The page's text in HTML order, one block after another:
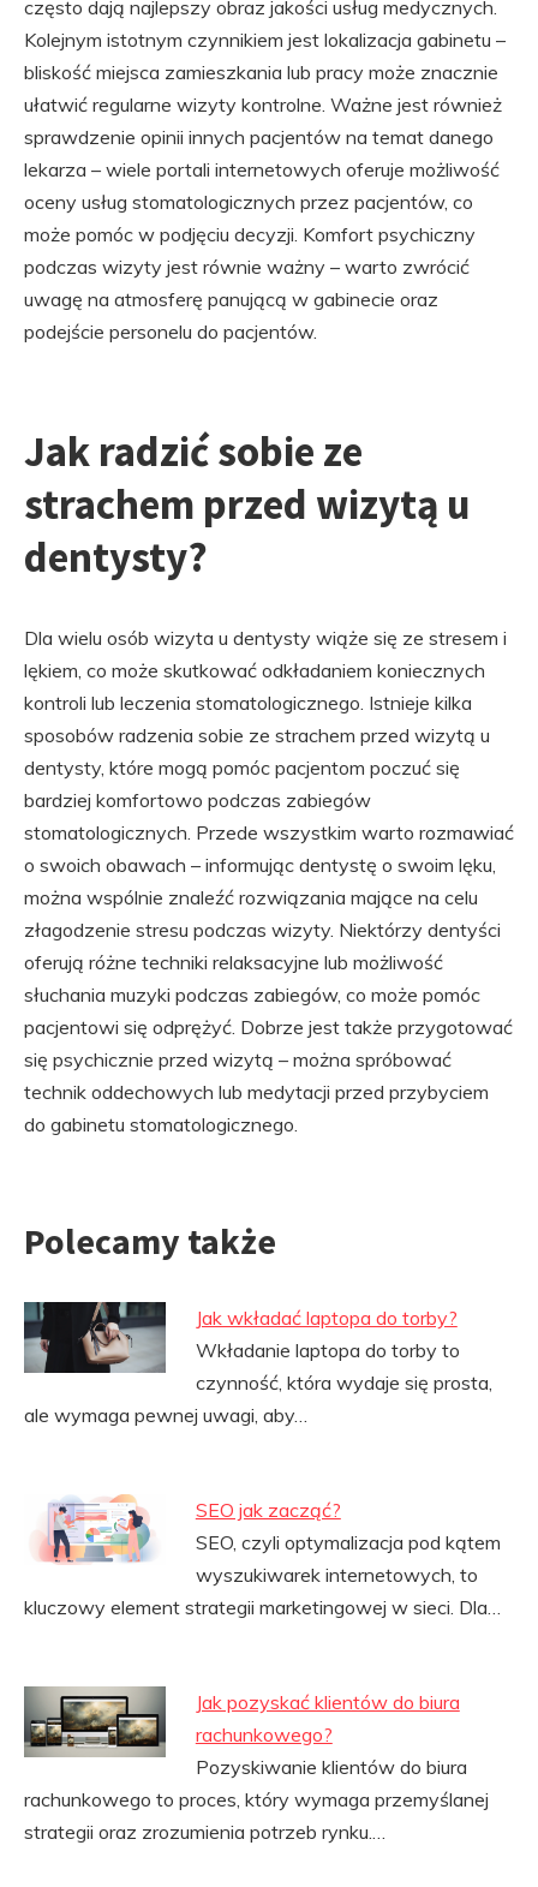
często dają najlepszy obraz jakości usług medycznych.
Kolejnym istotnym czynnikiem jest lokalizacja gabinetu –
bliskość miejsca zamieszkania lub pracy może znacznie
ułatwić regularne wizyty kontrolne. Ważne jest również
sprawdzenie opinii innych pacjentów na temat danego
lekarza – wiele portali internetowych oferuje możliwość
oceny usług stomatologicznych przez pacjentów, co
może pomóc w podjęciu decyzji. Komfort psychiczny
podczas wizyty jest równie ważny – warto zwrócić
uwagę na atmosferę panującą w gabinecie oraz
podejście personelu do pacjentów.
Jak radzić sobie ze
strachem przed wizytą u
dentysty?
Dla wielu osób wizyta u dentysty wiąże się ze stresem i
lękiem, co może skutkować odkładaniem koniecznych
kontroli lub leczenia stomatologicznego. Istnieje kilka
sposobów radzenia sobie ze strachem przed wizytą u
dentysty, które mogą pomóc pacjentom poczuć się
bardziej komfortowo podczas zabiegów
stomatologicznych. Przede wszystkim warto rozmawiać
o swoich obawach – informując dentystę o swoim lęku,
można wspólnie znaleźć rozwiązania mające na celu
złagodzenie stresu podczas wizyty. Niektórzy dentyści
oferują różne techniki relaksacyjne lub możliwość
słuchania muzyki podczas zabiegów, co może pomóc
pacjentowi się odprężyć. Dobrze jest także przygotować
się psychicznie przed wizytą – można spróbować
technik oddechowych lub medytacji przed przybyciem
do gabinetu stomatologicznego.
Polecamy także
Jak wkładać laptopa do torby?
Wkładanie laptopa do torby to
czynność, która wydaje się prosta,
ale wymaga pewnej uwagi, aby…
SEO jak zacząć?
SEO, czyli optymalizacja pod kątem
wyszukiwarek internetowych, to
kluczowy element strategii marketingowej w sieci. Dla…
Jak pozyskać klientów do biura
rachunkowego?
Pozyskiwanie klientów do biura
rachunkowego to proces, który wymaga przemyślanej
strategii oraz zrozumienia potrzeb rynku.…